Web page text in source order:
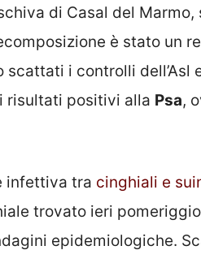
di Casal del Marmo,
è stato un
i controlli dell’Asl
risultati positivi alla Psa,
infettiva tra cinghiali e
trovato ieri
epidemiologiche.